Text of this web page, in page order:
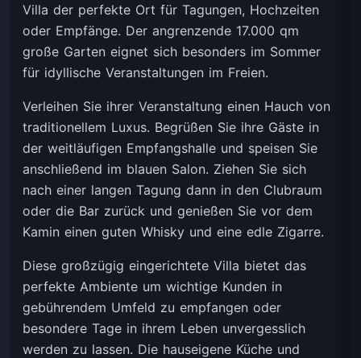
Villa der perfekte Ort für Tagungen, Hochzeiten
oder Empfänge. Der angrenzende 17.000 qm
große Garten eignet sich besonders im Sommer
für idyllische Veranstaltungen im Freien.
Verleihen Sie ihrer Veranstaltung einen Hauch von
traditionellem Luxus. Begrüßen Sie ihre Gäste in
der weitläufigen Empfangshalle und speisen Sie
anschließend im blauen Salon. Ziehen Sie sich
nach einer langen Tagung dann in den Clubraum
oder die Bar zurück und genießen Sie vor dem
Kamin einen guten Whisky und eine edle Zigarre.
Diese großzügig eingerichtete Villa bietet das
perfekte Ambiente um wichtige Kunden in
gebührendem Umfeld zu empfangen oder
besondere Tage in ihrem Leben unvergesslich
werden zu lassen. Die hauseigene Küche und